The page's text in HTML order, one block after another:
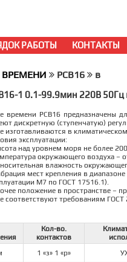
РАБОТЫ КОНТАКТЫ
ВРЕМЕНИ РСВ16 в
1 0.1-99.9мин 220В 50Гц
времени РСВ16 предназначены
дискретную (ступенчатую)
изготавливаются в
эксплуатации:
над уровнем моря не более
окружающего воздуха –
влажность
мест крепления в
М7 по ГОСТ 17516.1).
положение в пространстве –
соответствуют требованиям
Кол-во.
контактов
1 «з» 1 «р»